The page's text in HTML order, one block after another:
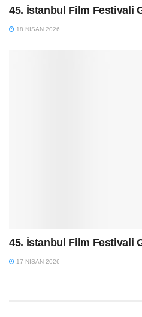
45. İstanbul Film Festivali
18 NISAN 2026
45. İstanbul Film Festivali
17 NISAN 2026